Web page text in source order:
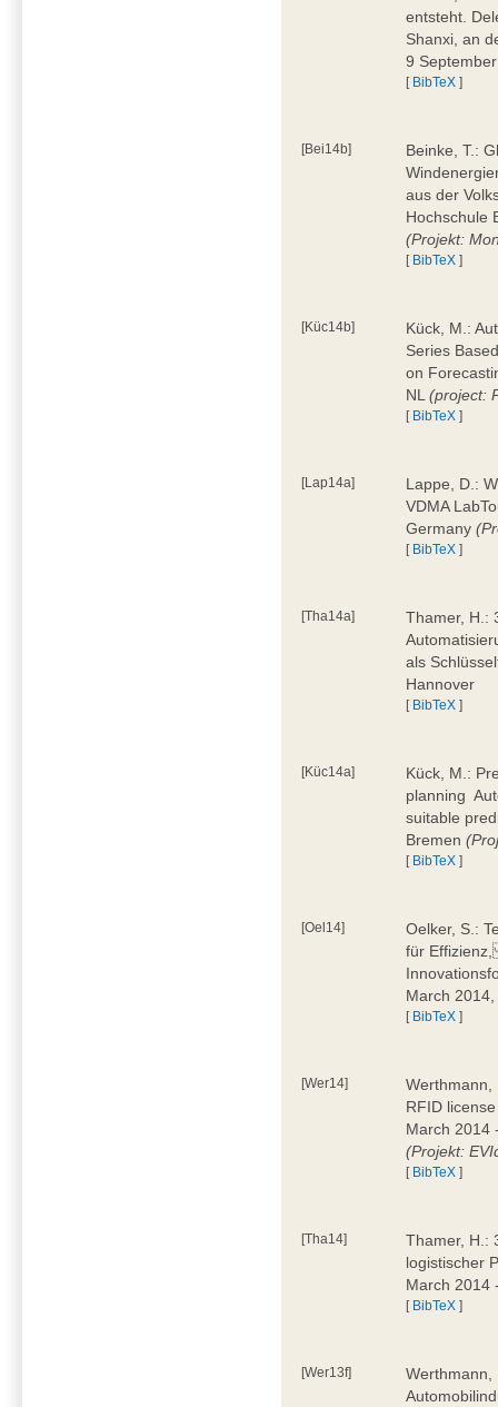
entsteht.
Shanxi, an
9
[ BibTeX ]
[Bei14b]
Beinke, T.:
aus der
Hochschule
(Projekt:
[ BibTeX ]
[Küc14b]
Kück, M.:
Series
on
NL(project:
[ BibTeX ]
[Lap14a]
Lappe, D.:
VDMA
Germany
[ BibTeX ]
[Tha14a]
Thamer, H.:
als
Hannover
[ BibTeX ]
[Küc14a]
Kück, M.:
planning 
suitable
Bremen
[ BibTeX ]
[Oel14]
Oelker, S.:
für
March
[ BibTeX ]
[Wer14]
Werthmann,
RFID
March 2014
(Projekt:
[ BibTeX ]
[Tha14]
Thamer, H.:
logistischer
March 2014
[ BibTeX ]
[Wer13f]
Werthmann,